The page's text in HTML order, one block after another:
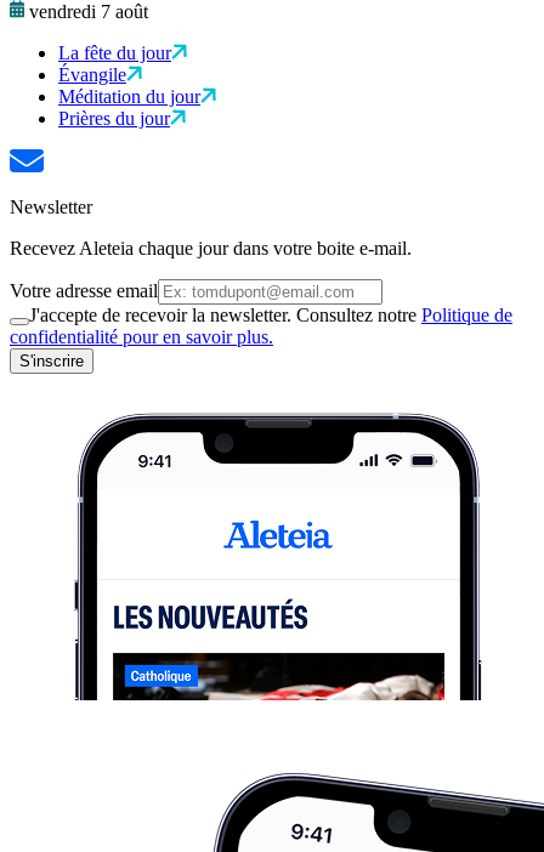
vendredi 7 août
La fête du jour
Évangile
Méditation du jour
Prières du jour
Newsletter
Recevez Aleteia chaque jour dans votre boite e-mail.
Votre adresse email
J'accepte de recevoir la newsletter. Consultez notre Politique de
confidentialité pour en savoir plus.
S'inscrire